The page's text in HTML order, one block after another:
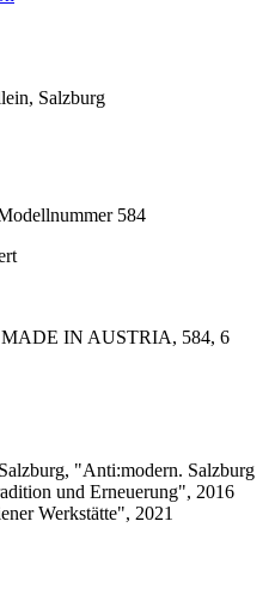
Salzburg
584
MADE IN AUSTRIA, 584, 6
"Anti:modern. Salzburg
und Erneuerung", 2016
Werkstätte", 2021